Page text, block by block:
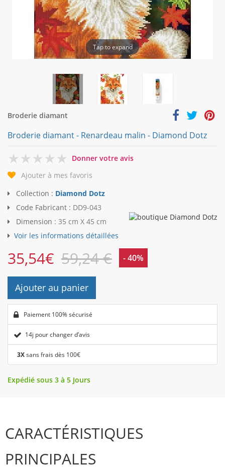
Tap to expand
Broderie diamant
Broderie diamant - Renardeau malin - Diamond Dotz
0
Donner votre avis
Ajouter à mes favoris
Collection : Diamond Dotz
Code Fabricant : DD9-043
Dimension : 35 cm X 45 cm
Voir les informations détaillées
35,54€ 59,24 € - 40%
Ajouter au panier
Paiement 100% sécurisé
14j pour changer d’avis
3Xsans frais dès 100€
Expédié sous 3 à 5 Jours
CARACTÉRISTIQUES
PRINCIPALES